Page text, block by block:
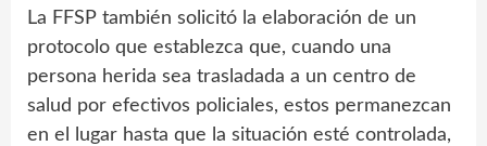
La FFSP también solicitó la elaboración de un
protocolo que establezca que, cuando una
persona herida sea trasladada a un centro de
salud por efectivos policiales, estos permanezcan
en el lugar hasta que la situación esté controlada,